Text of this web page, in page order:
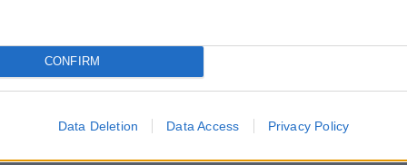
CONFIRM
Data Deletion Data Access Privacy Policy
περιοχές που επλήγησαν από τις πρόσφατες πυρκαγιές, με τις